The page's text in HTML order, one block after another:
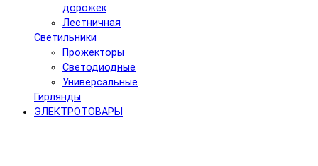
дорожек
Лестничная
Светильники
Прожекторы
Светодиодные
Универсальные
Гирлянды
ЭЛЕКТРОТОВАРЫ